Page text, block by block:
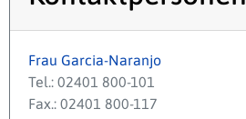
Frau Garcia-Naranjo
Tel.: 02401 800-101
Fax.: 02401 800-117